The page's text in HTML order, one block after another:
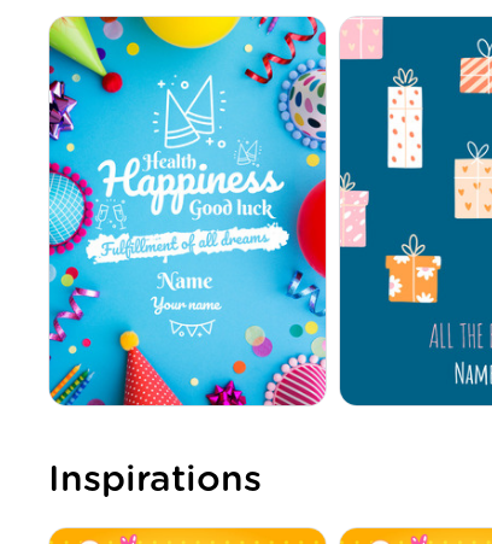
Inspirations